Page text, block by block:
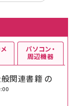
般関連書籍 の
パソコン・
周辺機器